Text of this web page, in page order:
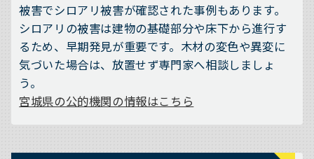
被害でシロアリ被害が確認された事例もあります。
シロアリの被害は建物の基礎部分や床下から進行す
るため、早期発見が重要です。木材の変色や異変に
気づいた場合は、放置せず専門家へ相談しましょ
う。
宮城県の公的機関の情報はこちら